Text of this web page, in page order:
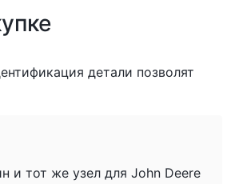
детали позволят
и тот же узел для John Deere